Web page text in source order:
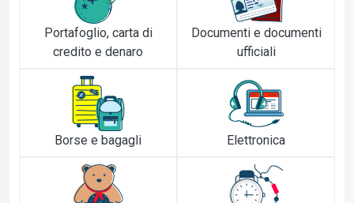
Portafoglio, carta di
credito e denaro
Documenti e documenti
ufficiali
Borse e bagagli Elettronica